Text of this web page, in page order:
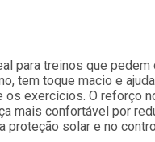
para treinos que
tem toque macio e
exercícios. O reforço
mais confortável por
proteção solar e no